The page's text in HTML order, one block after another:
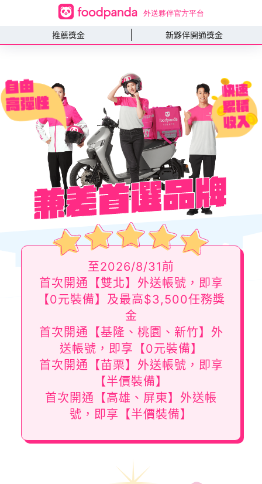
推薦獎金 新夥伴開通獎金
至2026/8/31前
首次開通【雙北】外送帳號，即享
【0元裝備】及最高$3,500任務獎
金
首次開通【基隆、桃園、新竹】外
送帳號，即享【0元裝備】
首次開通【苗栗】外送帳號，即享
【半價裝備】
首次開通【高雄、屏東】外送帳
號，即享【半價裝備】